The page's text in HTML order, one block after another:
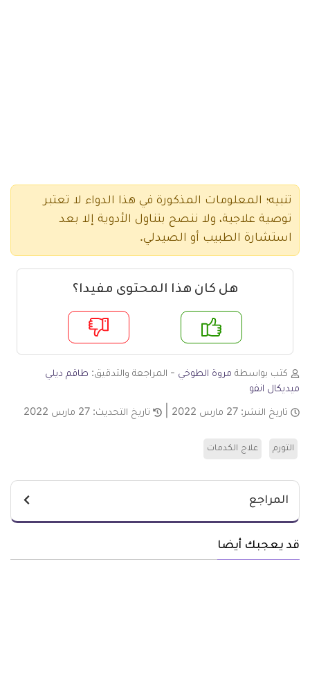
تنبيه؛ المعلومات المذكورة في هذا الدواء لا تعتبر
توصية علاجية، ولا ننصح بتناول الأدوية إلا بعد
استشارة الطبيب أو الصيدلي.
هل كان هذا المحتوى مفيدا؟
لا
كتب بواسطة مروة الطوخي - المراجعة والتدقيق: طاقم ديلي
ميديكال انفو
تاريخ النشر: 27 مارس 2022 تاريخ التحديث: 27 مارس 2022
التورم علاج الكدمات
المراجع
قد يعجبك أيضا